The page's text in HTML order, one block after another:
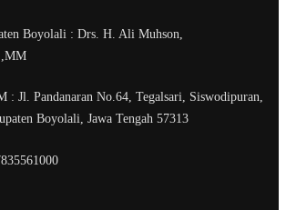
Boyolali : Drs. H. Ali Muhson,
: Jl. Pandanaran No.64, Tegalsari, Siswodipuran,
Boyolali, Jawa Tengah 57313